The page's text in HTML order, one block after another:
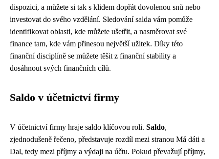
dispozici, a můžete si tak s klidem dopřát dovolenou snů nebo
investovat do svého vzdělání. Sledování salda vám pomůže
identifikovat oblasti, kde můžete ušetřit, a nasměrovat své
finance tam, kde vám přinesou největší užitek. Díky této
finanční disciplíně se můžete těšit z finanční stability a
dosáhnout svých finančních cílů.
Saldo v účetnictví firmy
V účetnictví firmy hraje saldo klíčovou roli. Saldo,
zjednodušeně řečeno, představuje rozdíl mezi stranou Má dáti a
Dal, tedy mezi příjmy a výdaji na účtu. Pokud převažují příjmy,